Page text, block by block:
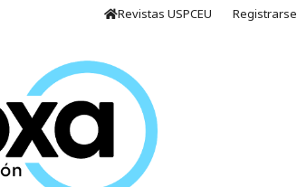
Revistas USPCEU Registrarse